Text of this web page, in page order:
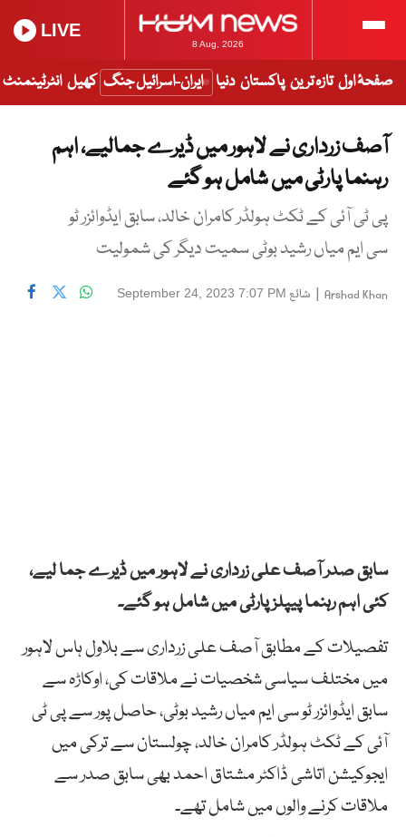
8 Aug, 2026
LIVE
صفحۂ اول تازہ ترین پاکستان دنیا ایران-اسرائیل جنگ کھیل انٹرٹینمنٹ
آصف زرداری نے لاہور میں ڈیرے جمالیے، اہم
رہنما پارٹی میں شامل ہو گئے
پی ٹی آئی کے ٹکٹ ہولڈر کامران خالد، سابق ایڈوائزر ٹو
سی ایم میاں رشید بوٹی سمیت دیگر کی شمولیت
Arshad Khan
| شائع September 24, 2023 7:07 PM
سابق صدر آصف علی زرداری نے لاہور میں ڈیرے جما لیے،
کئی اہم رہنما پیپلزپارٹی میں شامل ہو گئے۔
تفصیلات کے مطابق آصف علی زرداری سے بلاول ہاس لاہور
میں مختلف سیاسی شخصیات نے ملاقات کی، اوکاڑہ سے
سابق ایڈوائزر ٹو سی ایم میاں رشید بوٹی، حاصل پور سے پی ٹی
آئی کے ٹکٹ ہولڈر کامران خالد، چولستان سے ترکی میں
ایجوکیشن اتاشی ڈاکٹر مشتاق احمد بھی سابق صدر سے
ملاقات کرنے والوں میں شامل تھے۔